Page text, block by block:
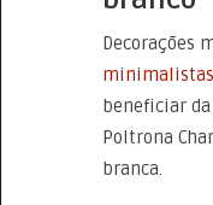
Decorações
minimalistas
beneficiar
Poltrona
branca.